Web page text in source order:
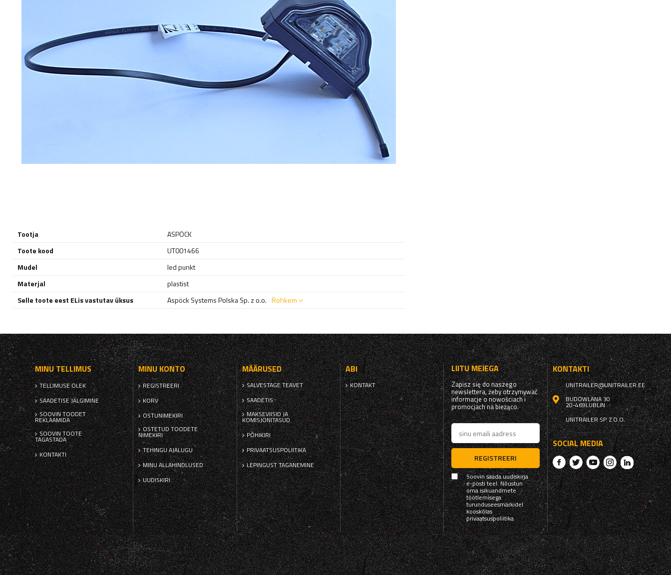
Tootja
ASPÖCK
Toote kood
UT001466
Mudel
led punkt
Materjal
plastist
Selle toote eest ELis vastutav üksus
Aspöck Systems Polska Sp. z o.o. Rohkem
MINU TELLIMUS
TELLIMUSE OLEK
SAADETISE JÄLGIMINE
SOOVIN TOODET
REKLAAMIDA
SOOVIN TOOTE
TAGASTADA
KONTAKTI
MINU KONTO
REGISTREERI
KORV
OSTUNIMEKIRI
OSTETUD TOODETE
NIMEKIRI
TEHINGU AJALUGU
MINU ALLAHINDLUSED
UUDISKIRI
MÄÄRUSED
SALVESTAGE TEAVET
SAADETIS
MAKSEVIISID JA
KOMISJONITASUD
PÕHIKIRI
PRIVAATSUSPOLIITIKA
LEPINGUST TAGANEMINE
ABI
KONTAKT
LIITU MEIEGA
Zapisz się do naszego
newslettera, żeby otrzymywać
informacje o nowościach i
promocjach na bieżąco.
REGISTREERI
Soovin saada uudiskirja
e-posti teel. Nõustun
oma isikuandmete
töötlemisega
turunduseesmärkidel
kooskõlas
privaatsuspoliitika
KONTAKTI
UNITRAILER@UNITRAILER.EE
BUDOWLANA 30
20-469LUBLIN
UNITRAILER SP. Z O.O.
SOCIAL MEDIA